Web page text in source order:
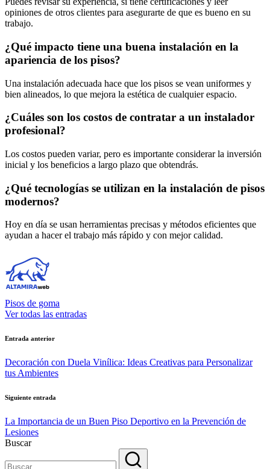
opiniones de otros clientes para asegurarte de que es bueno en su
trabajo.
¿Qué impacto tiene una buena instalación en la
apariencia de los pisos?
Una instalación adecuada hace que los pisos se vean uniformes y
bien alineados, lo que mejora la estética de cualquier espacio.
¿Cuáles son los costos de contratar a un instalador
profesional?
Los costos pueden variar, pero es importante considerar la inversión
inicial y los beneficios a largo plazo que obtendrás.
¿Qué tecnologías se utilizan en la instalación de pisos
modernos?
Hoy en día se usan herramientas precisas y métodos eficientes que
ayudan a hacer el trabajo más rápido y con mejor calidad.
Pisos de goma
Ver todas las entradas
Navegación
de
entradas
Entrada anterior
Decoración con Duela Vinílica: Ideas Creativas para Personalizar
tus Ambientes
Siguiente entrada
La Importancia de un Buen Piso Deportivo en la Prevención de
Lesiones
Buscar